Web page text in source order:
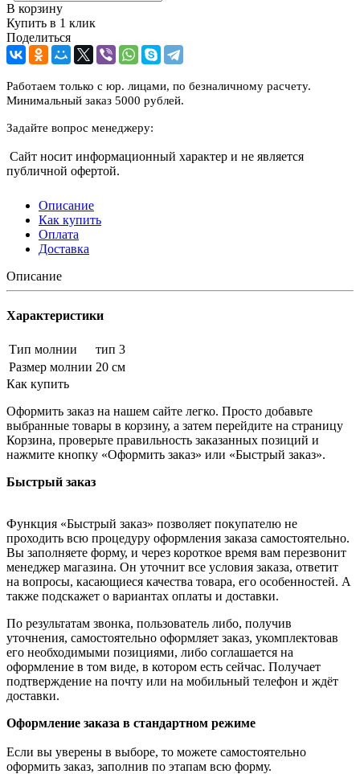
В корзину
Купить в 1 клик
Поделиться
Работаем только с юр. лицами, по безналичному расчету.
Минимальный заказ 5000 рублей.
Задайте вопрос менеджеру:
Сайт носит информационный характер и не является
публичной офертой.
Описание
Как купить
Оплата
Доставка
Описание
Характеристики
Тип молнии
тип 3
Размер молнии 20 см
Как купить
Оформить заказ на нашем сайте легко. Просто добавьте
выбранные товары в корзину, а затем перейдите на страницу
Корзина, проверьте правильность заказанных позиций и
нажмите кнопку «Оформить заказ» или «Быстрый заказ».
Быстрый заказ
Функция «Быстрый заказ» позволяет покупателю не
проходить всю процедуру оформления заказа самостоятельно.
Вы заполняете форму, и через короткое время вам перезвонит
менеджер магазина. Он уточнит все условия заказа, ответит
на вопросы, касающиеся качества товара, его особенностей. А
также подскажет о вариантах оплаты и доставки.
По результатам звонка, пользователь либо, получив
уточнения, самостоятельно оформляет заказ, укомплектовав
его необходимыми позициями, либо соглашается на
оформление в том виде, в котором есть сейчас. Получает
подтверждение на почту или на мобильный телефон и ждёт
доставки.
Оформление заказа в стандартном режиме
Если вы уверены в выборе, то можете самостоятельно
оформить заказ, заполнив по этапам всю форму.